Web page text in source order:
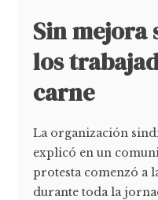
Sin
los
carne
La organización
explicó en un
protesta comenzó a
durante toda la